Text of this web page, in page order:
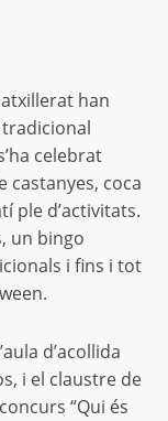
han
tradicional
celebrat
castanyes, coca
ple d’activitats.
un bingo
i fins i tot
d’acollida
i el claustre de
“Qui és